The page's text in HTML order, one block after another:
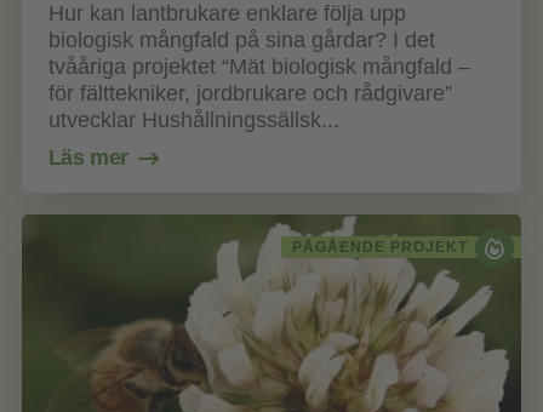
Hur kan lantbrukare enklare följa upp
biologisk mångfald på sina gårdar? I det
tvååriga projektet “Mät biologisk mångfald –
för fälttekniker, jordbrukare och rådgivare”
utvecklar Hushållningssällsk...
Läs mer
PÅGÅENDE PROJEKT